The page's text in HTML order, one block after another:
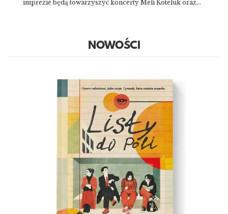
imprezie będą towarzyszyć koncerty Meli Koteluk oraz…
NOWOŚCI